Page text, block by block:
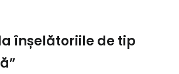
înșelătoriile de tip